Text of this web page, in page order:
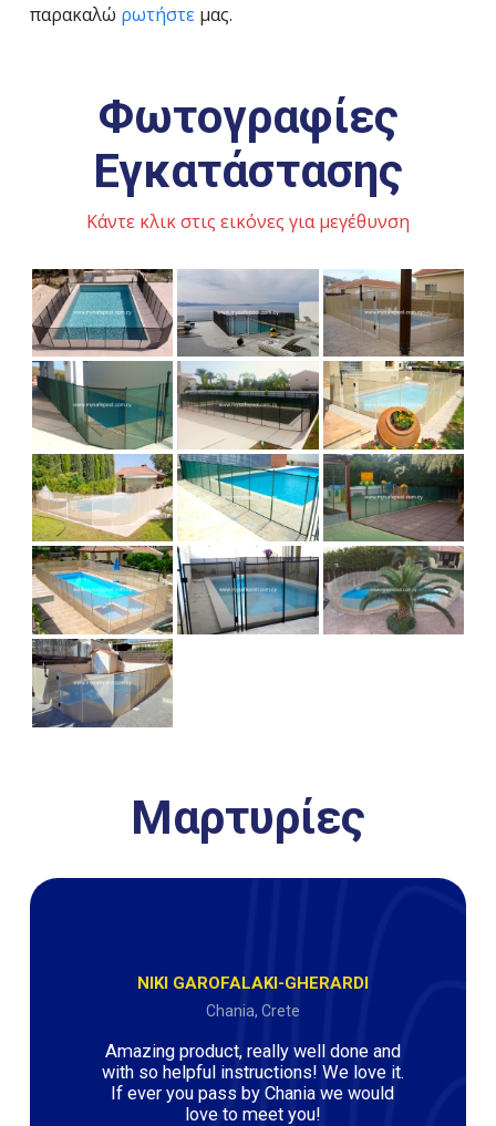
παρακαλώ ρωτήστε μας.
Φωτογραφίες
Εγκατάστασης
Κάντε κλικ στις εικόνες για μεγέθυνση
Μαρτυρίες
NIKI GAROFALAKI-GHERARDI
Chania, Crete
Amazing product, really well done and
with so helpful instructions! We love it.
If ever you pass by Chania we would
love to meet you!